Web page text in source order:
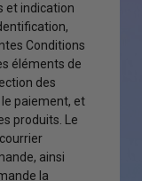
et indication
Conditions
éléments de
des
paiement, et
produits. Le
ainsi
la